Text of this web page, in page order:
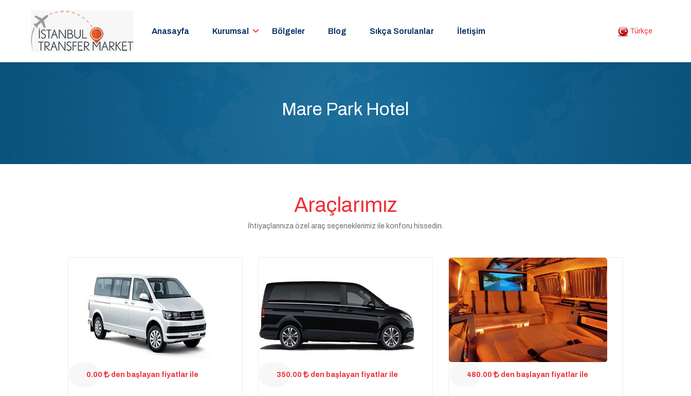
Anasayfa Kurumsal Bölgeler Blog Sıkça Sorulanlar İletişim Türkçe
Mare Park Hotel
Araçlarımız
İhtiyaçlarınıza özel araç seçeneklerimiz ile konforu hissedin.
0.00 den başlayan fiyatlar ile 350.00 den başlayan fiyatlar ile 480.00 den başlayan fiyatlar ile